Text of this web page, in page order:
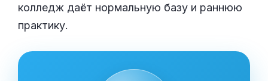
колледж даёт нормальную базу и раннюю
практику.